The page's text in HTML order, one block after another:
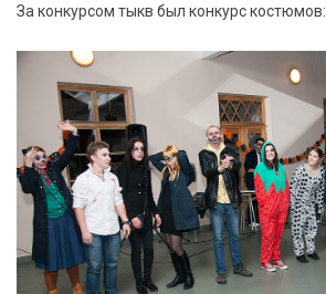
За конкурсом тыкв был конкурс костюмов: